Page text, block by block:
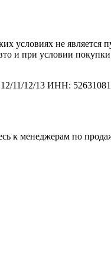
условиях не является
и при условии
12/13 ИНН:
к менеджерам по